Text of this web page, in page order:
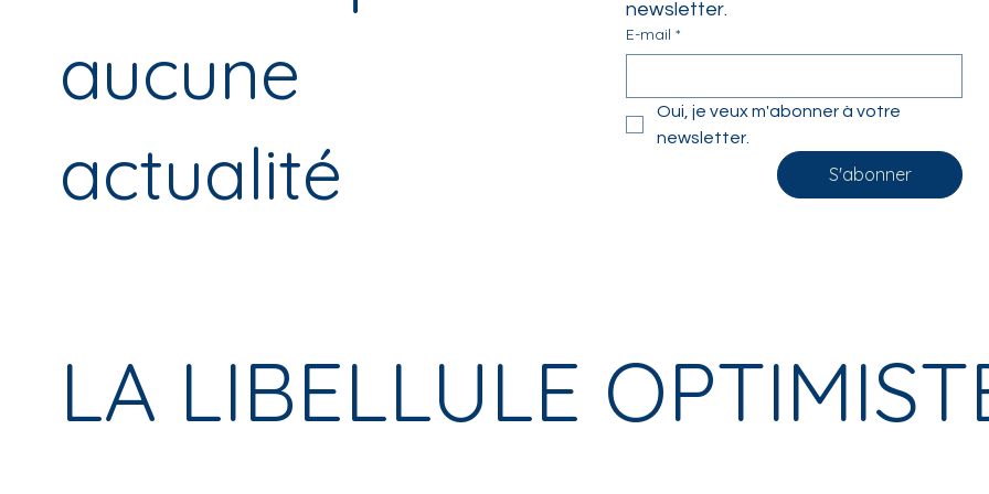
newsletter.
E-mail *
Oui, je veux m'abonner à votre
newsletter.
S'abonner
aucune
actualité
LA LIBELLULE